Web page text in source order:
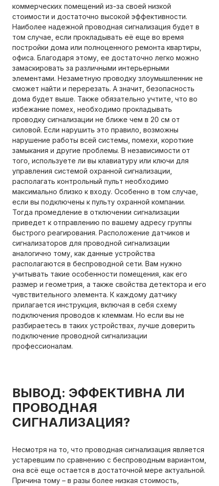
коммерческих помещений из-за своей низкой
стоимости и достаточно высокой эффективности.
Наиболее надежной проводная сигнализация будет в
том случае, если прокладывать её еще во время
постройки дома или полноценного ремонта квартиры,
офиса. Благодаря этому, ее достаточно легко можно
замаскировать за различными интерьерными
элементами. Незаметную проводку злоумышленник не
сможет найти и перерезать. А значит, безопасность
дома будет выше. Также обязательно учтите, что во
избежание помех, необходимо прокладывать
проводку сигнализации не ближе чем в 20 см от
силовой. Если нарушить это правило, возможны
нарушение работы всей системы, помехи, короткие
замыкания и другие проблемы. В независимости от
того, используете ли вы клавиатуру или ключи для
управления системой охранной сигнализации,
располагать контрольный пульт необходимо
максимально близко к входу. Особенно в том случае,
если вы подключены к пульту охранной компании.
Тогда промедление в отключении сигнализации
приведет к отправлению по вашему адресу группы
быстрого реагирования. Расположение датчиков и
сигнализаторов для проводной сигнализации
аналогично тому, как данные устройства
располагаются в беспроводной сети. Вам нужно
учитывать такие особенности помещения, как его
размер и геометрия, а также свойства детектора и его
чувствительного элемента. К каждому датчику
прилагается инструкция, включая в себя схему
подключения проводов к клеммам. Но если вы не
разбираетесь в таких устройствах, лучше доверить
подключение проводной сигнализации
профессионалам.
ВЫВОД: ЭФФЕКТИВНА ЛИ
ПРОВОДНАЯ
СИГНАЛИЗАЦИЯ?
Несмотря на то, что проводная сигнализация является
устаревшим по сравнению с беспроводным вариантом,
она всё еще остается в достаточной мере актуальной.
Причина тому – в разы более низкая стоимость,